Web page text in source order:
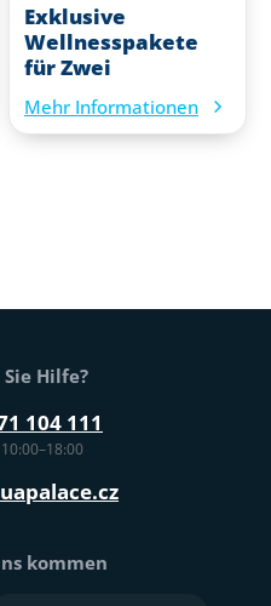
Exklusive
Wellnesspakete
für Zwei
Mehr Informationen
Hilfe?
104 111
kommen